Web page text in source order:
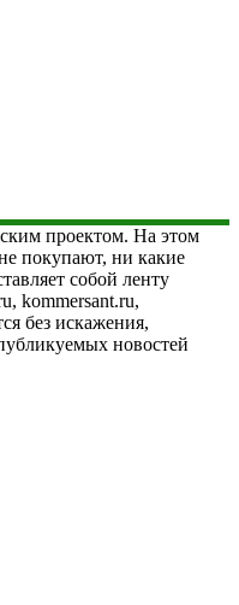
проектом. На этом
покупают, ни какие
собой ленту
kommersant.ru,
без искажения,
новостей